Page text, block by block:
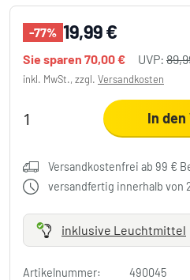
-77% 19,99 €
Sie sparen 70,00 € UVP:
inkl. MwSt., zzgl. Versandkosten
In
Versandkostenfrei ab 99 €
versandfertig innerhalb von
inklusive Leuchtmittel
Artikelnummer:
490045